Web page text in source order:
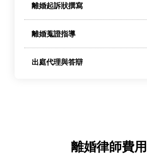
離婚起訴狀撰寫
離婚蒐證指導
出庭代理與答辯
離婚律師費用